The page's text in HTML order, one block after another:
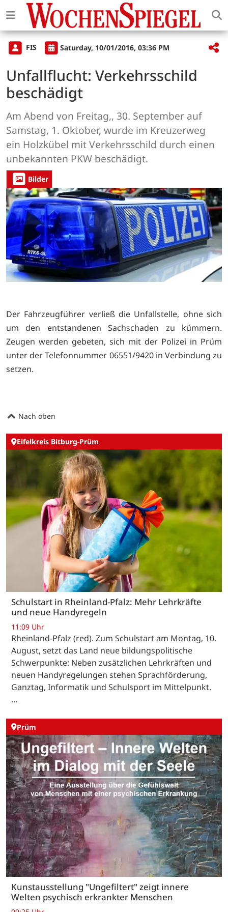
FIS Saturday, 10/01/2016, 03:36 PM
Unfallflucht: Verkehrsschild
beschädigt
Am Abend von Freitag,, 30. September auf
Samstag, 1. Oktober, wurde im Kreuzerweg
ein Holzkübel mit Verkehrsschild durch einen
unbekannten PKW beschädigt.
Bilder
Der Fahrzeugführer verließ die Unfallstelle, ohne sich
um den entstandenen Sachschaden zu kümmern.
Zeugen werden gebeten, sich mit der Polizei in Prüm
unter der Telefonnummer 06551/9420 in Verbindung zu
setzen.
Nach oben
Eifelkreis Bitburg-Prüm
Schulstart in Rheinland-Pfalz: Mehr Lehrkräfte
und neue Handyregeln
11:09 Uhr
Rheinland-Pfalz (red). Zum Schulstart am Montag, 10.
August, setzt das Land neue bildungspolitische
Schwerpunkte: Neben zusätzlichen Lehrkräften und
neuen Handyregelungen stehen Sprachförderung,
Ganztag, Informatik und Schulsport im Mittelpunkt.
…
Prüm
Kunstausstellung "Ungefiltert" zeigt innere
Welten psychisch erkrankter Menschen